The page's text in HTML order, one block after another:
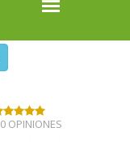
0 OPINIONES